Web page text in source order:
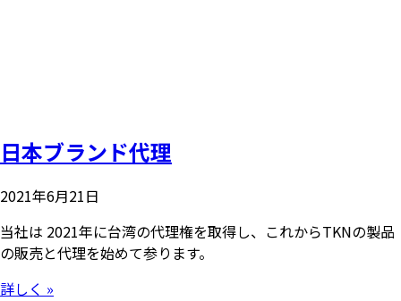
日本ブランド代理
2021年6月21日
当社は 2021年に台湾の代理権を取得し、これからTKNの製品
の販売と代理を始めて参ります。
詳しく »